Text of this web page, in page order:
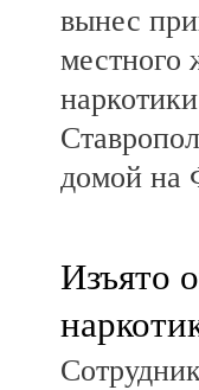
вынес
местного
домой на
Изъято